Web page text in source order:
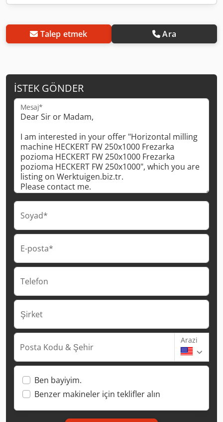
Talep etmek Ara
İSTEK GÖNDER
Mesaj*
Soyad*
E-posta*
Telefon
Şirket
Posta Kodu & Şehir
Arazi
Ben bayiyim.
Benzer makineler için teklifler alın